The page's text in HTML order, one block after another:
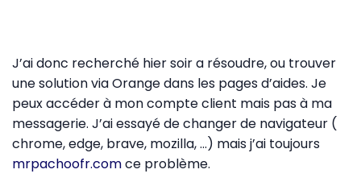
J’ai donc recherché hier soir a résoudre, ou trouver
une solution via Orange dans les pages d’aides. Je
peux accéder à mon compte client mais pas à ma
messagerie. J’ai essayé de changer de navigateur (
chrome, edge, brave, mozilla, …) mais j’ai toujours
mrpachoofr.comce problème.